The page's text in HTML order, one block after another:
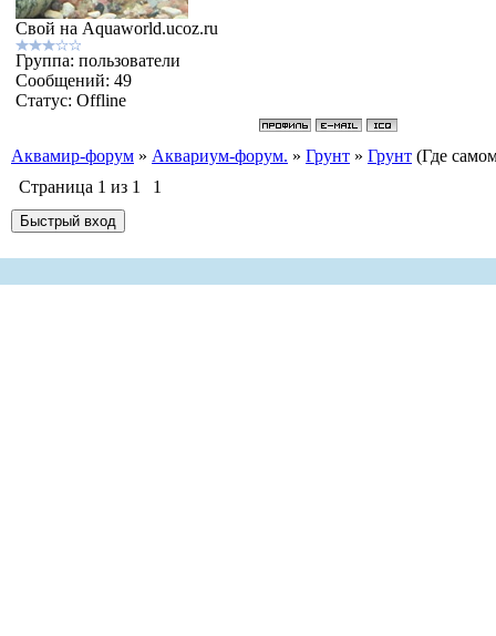
Свой на Aquaworld.ucoz.ru
Группа: пользователи
Сообщений: 49
Статус: Offline
Аквамир-форум » Аквариум-форум. » Грунт » Грунт (Где
Страница 1 из 1 1